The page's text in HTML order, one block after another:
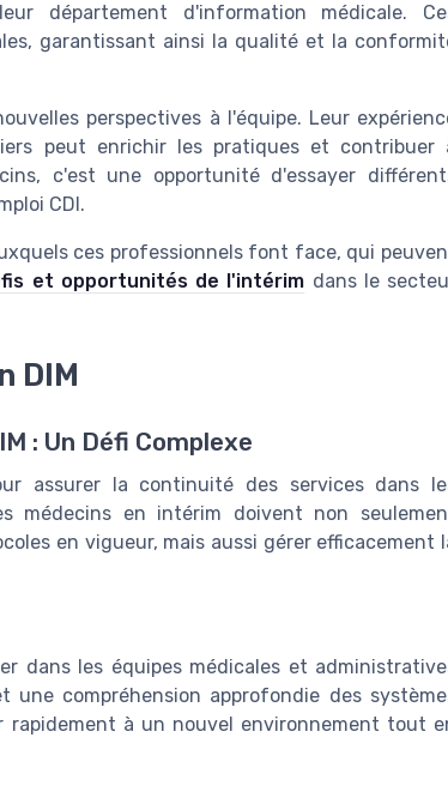
département d'information médicale.
, garantissant ainsi la qualité et la
perspectives à l'équipe. Leur
peut enrichir les pratiques et contribuer
c'est une opportunité d'essayer
CDI.
ces professionnels font face, qui
et opportunités de l'intérim dans le
DIM
: Un Défi Complexe
assurer la continuité des services dans
médecins en intérim doivent non
en vigueur, mais aussi gérer efficacement
dans les équipes médicales et
compréhension approfondie des
rapidement à un nouvel environnement tout